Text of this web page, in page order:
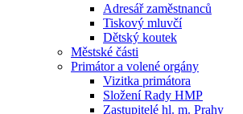
Adresář zaměstnanců
Tiskový mluvčí
Dětský koutek
Městské části
Primátor a volené orgány
Vizitka primátora
Složení Rady HMP
Zastupitelé hl. m. Prahy